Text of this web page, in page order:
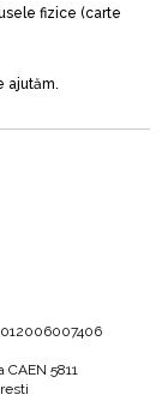
fizice (carte
ajutăm.
5811